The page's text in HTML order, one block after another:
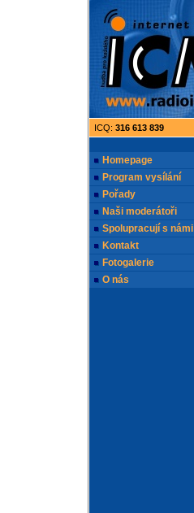
ICQ: 316 613 839
Homepage
Program vysílání
Pořady
Naši moderátoři
Spolupracují s námi
Kontakt
Fotogalerie
O nás